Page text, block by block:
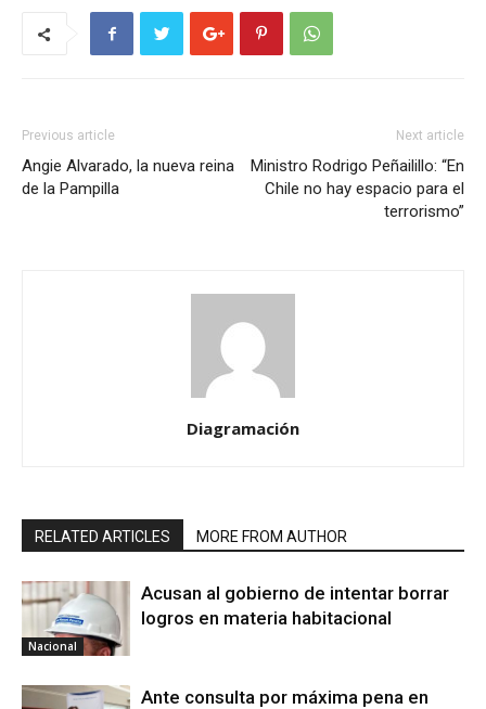
Previous article
Angie Alvarado, la nueva reina
de la Pampilla
Next article
Ministro Rodrigo Peñailillo: “En
Chile no hay espacio para el
terrorismo”
Diagramación
RELATED ARTICLES MORE FROM AUTHOR
Nacional
Acusan al gobierno de intentar borrar
logros en materia habitacional
Ante consulta por máxima pena en